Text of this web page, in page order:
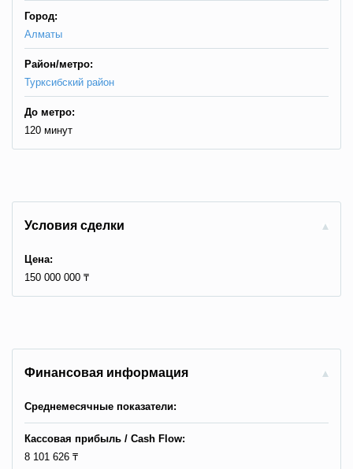
Город:
Алматы
Район/метро:
Турксибский район
До метро:
120 минут
Условия сделки
Цена:
150 000 000 ₸
Финансовая информация
Среднемесячные показатели:
Кассовая прибыль / Сash Flow:
8 101 626 ₸